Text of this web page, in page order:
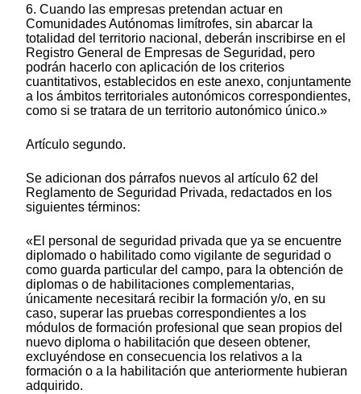
6. Cuando las empresas pretendan actuar en
Comunidades Autónomas limítrofes, sin abarcar la
totalidad del territorio nacional, deberán inscribirse en el
Registro General de Empresas de Seguridad, pero
podrán hacerlo con aplicación de los criterios
cuantitativos, establecidos en este anexo, conjuntamente
a los ámbitos territoriales autonómicos correspondientes,
como si se tratara de un territorio autonómico único.»
Artículo segundo.
Se adicionan dos párrafos nuevos al artículo 62 del
Reglamento de Seguridad Privada, redactados en los
siguientes términos:
«El personal de seguridad privada que ya se encuentre
diplomado o habilitado como vigilante de seguridad o
como guarda particular del campo, para la obtención de
diplomas o de habilitaciones complementarias,
únicamente necesitará recibir la formación y/o, en su
caso, superar las pruebas correspondientes a los
módulos de formación profesional que sean propios del
nuevo diploma o habilitación que deseen obtener,
excluyéndose en consecuencia los relativos a la
formación o a la habilitación que anteriormente hubieran
adquirido.